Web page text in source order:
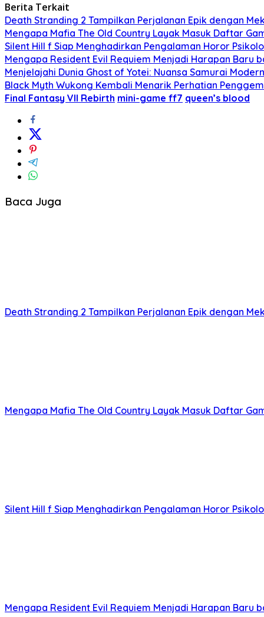
Berita Terkait
Death Stranding 2 Tampilkan Perjalanan Epik dengan
Mengapa Mafia The Old Country Layak Masuk Daftar
Silent Hill f Siap Menghadirkan Pengalaman Horor
Mengapa Resident Evil Requiem Menjadi Harapan Baru
Menjelajahi Dunia Ghost of Yotei: Nuansa Samurai
Black Myth Wukong Kembali Menarik Perhatian
Final Fantasy VII Rebirth mini-game ff7 queen’s blood
Baca Juga
Death Stranding 2 Tampilkan Perjalanan Epik dengan
Mengapa Mafia The Old Country Layak Masuk Daftar
Silent Hill f Siap Menghadirkan Pengalaman Horor
Mengapa Resident Evil Requiem Menjadi Harapan Baru